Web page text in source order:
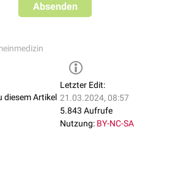
Absenden
diesem Artikel
Letzter Edit:
21.03.2024, 08:57
5.843 Aufrufe
Nutzung: BY-NC-SA